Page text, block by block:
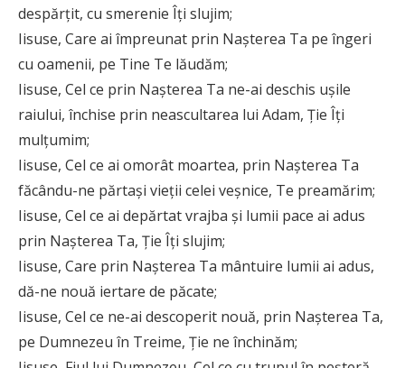
despărţit, cu smerenie Îţi slujim;
Iisuse, Care ai împreunat prin Naşterea Ta pe îngeri
cu oamenii, pe Tine Te lăudăm;
Iisuse, Cel ce prin Naşterea Ta ne-ai deschis uşile
raiului, închise prin neascultarea lui Adam, Ţie Îţi
mulţumim;
Iisuse, Cel ce ai omorât moartea, prin Naşterea Ta
făcându-ne părtaşi vieţii celei veşnice, Te preamărim;
Iisuse, Cel ce ai depărtat vrajba şi lumii pace ai adus
prin Naşterea Ta, Ţie Îţi slujim;
Iisuse, Care prin Naşterea Ta mântuire lumii ai adus,
dă-ne nouă iertare de păcate;
Iisuse, Cel ce ne-ai descoperit nouă, prin Naşterea Ta,
pe Dumnezeu în Treime, Ţie ne închinăm;